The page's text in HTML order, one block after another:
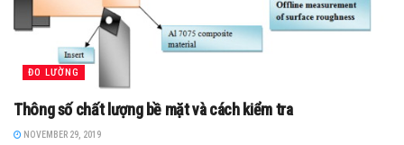
ĐO LƯỜNG
Thông số chất lượng bề mặt và cách kiểm tra
NOVEMBER 29, 2019